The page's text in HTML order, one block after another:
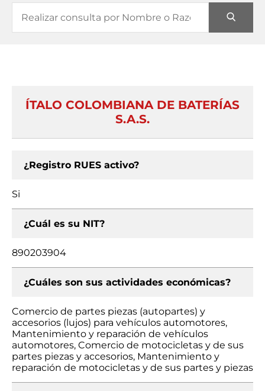
ÍTALO COLOMBIANA DE BATERÍAS
S.A.S.
¿Registro RUES activo?
Si
¿Cuál es su NIT?
890203904
¿Cuáles son sus actividades económicas?
Comercio de partes piezas (autopartes) y
accesorios (lujos) para vehículos automotores,
Mantenimiento y reparación de vehículos
automotores, Comercio de motocicletas y de sus
partes piezas y accesorios, Mantenimiento y
reparación de motocicletas y de sus partes y piezas